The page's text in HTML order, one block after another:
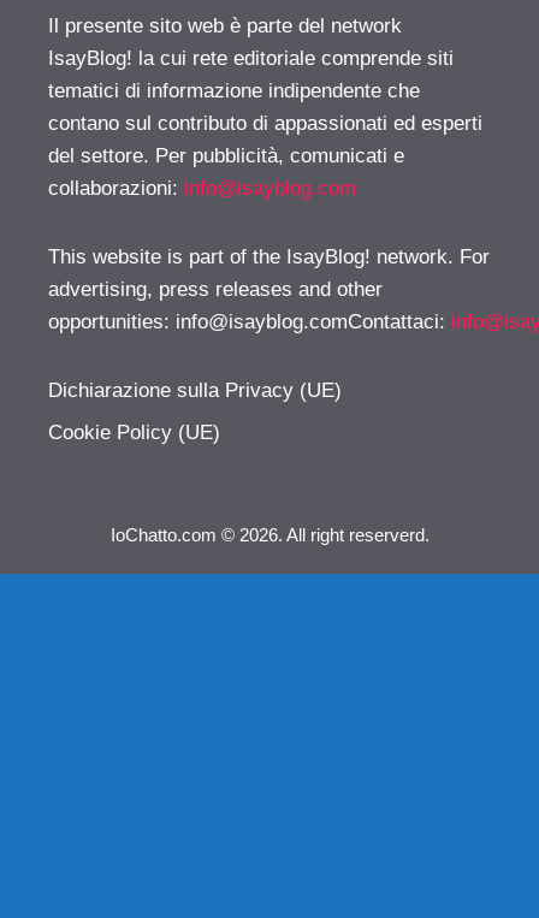
Il presente sito web è parte del network
IsayBlog! la cui rete editoriale comprende siti
tematici di informazione indipendente che
contano sul contributo di appassionati ed esperti
del settore. Per pubblicità, comunicati e
collaborazioni: info@isayblog.com
This website is part of the IsayBlog! network. For
advertising, press releases and other
opportunities: info@isayblog.comContattaci:
Dichiarazione sulla Privacy (UE)
Cookie Policy (UE)
IoChatto.com © 2026. All right reserverd.